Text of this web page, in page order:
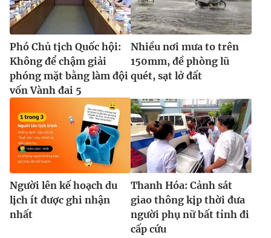
Phó Chủ tịch Quốc hội:
Không để chậm giải
phóng mặt bằng làm đội
vốn Vành đai 5
Nhiều nơi mưa to trên
150mm, đề phòng lũ
quét, sạt lở đất
Người lên kế hoạch du
lịch ít được ghi nhận
nhất
Thanh Hóa: Cảnh sát
giao thông kịp thời đưa
người phụ nữ bất tỉnh đi
cấp cứu